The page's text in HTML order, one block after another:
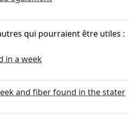
qui pourraient être utiles :
in a week
and fiber found in the stater